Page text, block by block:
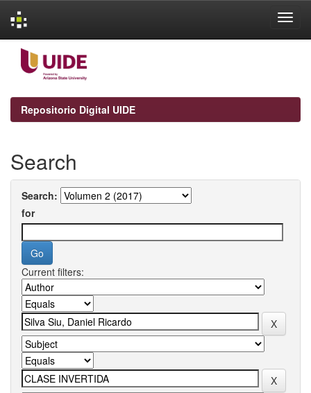
navigation
Repositorio Digital UIDE
Search
Search:
for
Current filters: